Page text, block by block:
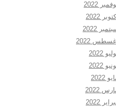
2022
2022
2022
2022
2022
2022
2022
2022
2022